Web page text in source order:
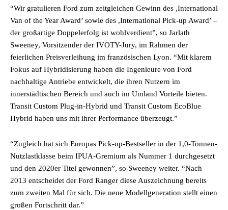
“Wir gratulieren Ford zum zeitgleichen Gewinn des ,International
Van of the Year Award’ sowie des ,International Pick-up Award’ –
der großartige Doppelerfolg ist wohlverdient”, so Jarlath
Sweeney, Vorsitzender der IVOTY-Jury, im Rahmen der
feierlichen Preisverleihung im französischen Lyon. “Mit klarem
Fokus auf Hybridisierung haben die Ingenieure von Ford
nachhaltige Antriebe entwickelt, die ihren Nutzern im
innerstädtischen Bereich und auch im Umland Vorteile bieten.
Transit Custom Plug-in-Hybrid und Transit Custom EcoBlue
Hybrid haben uns mit ihrer Performance überzeugt.”
“Zugleich hat sich Europas Pick-up-Bestseller in der 1,0-Tonnen-
Nutzlastklasse beim IPUA-Gremium als Nummer 1 durchgesetzt
und den 2020er Titel gewonnen”, so Sweeney weiter. “Nach
2013 entscheidet der Ford Ranger diese Auszeichnung bereits
zum zweiten Mal für sich. Die neue Modellgeneration stellt einen
großen Fortschritt dar.”